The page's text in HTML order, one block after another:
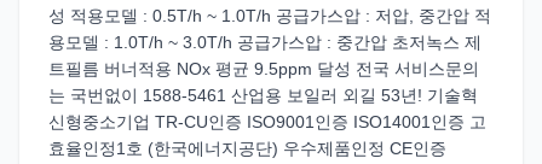
성 적용모델 : 0.5T/h ~ 1.0T/h 공급가스압 : 저압, 중간압 적
용모델 : 1.0T/h ~ 3.0T/h 공급가스압 : 중간압 초저녹스 제
트필름 버너적용 NOx 평균 9.5ppm 달성 전국 서비스문의
는 국번없이 1588-5461 산업용 보일러 외길 53년! 기술혁
신형중소기업 TR-CU인증 ISO9001인증 ISO14001인증 고
효율인정1호 (한국에너지공단) 우수제품인정 CE인증